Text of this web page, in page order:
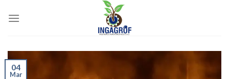
04
Mar